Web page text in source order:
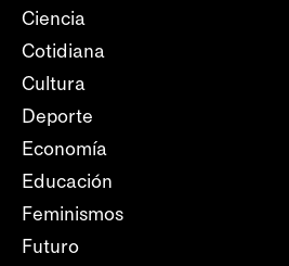
Ciencia
Cotidiana
Cultura
Deporte
Economía
Educación
Feminismos
Futuro